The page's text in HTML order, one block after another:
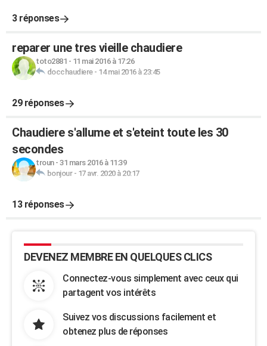
3 réponses
reparer une tres vieille chaudiere
toto2881 - 11 mai 2016 à 17:26
docchaudiere- 14 mai 2016 à 23:45
29 réponses
Chaudiere s'allume et s'eteint toute les 30
secondes
troun- 31 mars 2016 à 11:39
bonjour- 17 avr. 2020 à 20:17
13 réponses
DEVENEZ MEMBRE EN QUELQUES CLICS
Connectez-vous simplement avec ceux qui
partagent vos intérêts
Suivez vos discussions facilement et
obtenez plus de réponses